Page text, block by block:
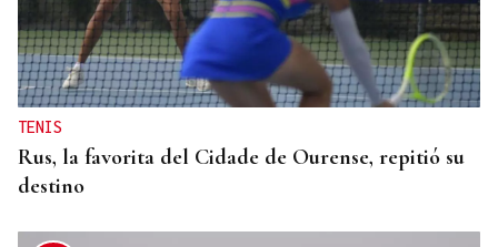
TENIS
Rus, la favorita del Cidade de Ourense, repitió su
destino